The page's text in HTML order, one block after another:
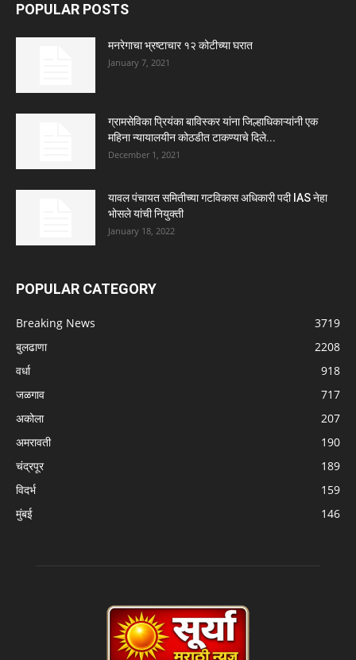
POPULAR POSTS
मनरेगाचा भ्रष्टाचार १२ कोटीच्या घरात
January 7, 2021
ग्रामसेविका प्रियंका बाविस्कर यांना जिल्हाधिकाऱ्यांनी एक
महिना न्यायालयीन कोठडीत टाकण्याचे दिले...
December 1, 2021
यावल पंचायत समितीच्या गटविकास अधिकारी पदी IAS नेहा
भोसले यांची नियुक्ती
January 18, 2022
POPULAR CATEGORY
Breaking News
3719
बुलढाणा
2208
वर्धा
918
जळगाव
717
अकोला
207
अमरावती
190
चंद्रपूर
189
विदर्भ
159
मुंबई
146